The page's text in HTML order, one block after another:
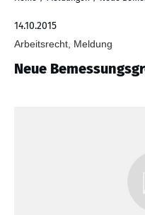
14.10.2015
Arbeitsrecht, Meldung
Neue